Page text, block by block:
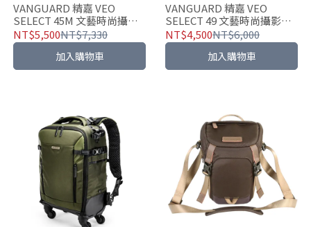
VANGUARD 精嘉 VEO
SELECT 45M 文藝時尚攝影
包(二色可選)
NT$5,500NT$7,330
加入購物車
VANGUARD 精嘉 VEO
SELECT 49 文藝時尚攝影包
(二色可選)
NT$4,500NT$6,000
加入購物車